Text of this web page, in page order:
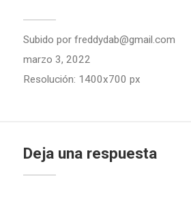
Subido por freddydab@gmail.com
marzo 3, 2022
Resolución: 1400x700 px
Deja una respuesta